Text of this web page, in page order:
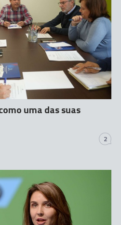
uma das suas
2